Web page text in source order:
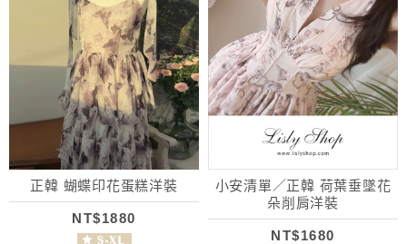
正韓 蝴蝶印花蛋糕洋裝
NT$1880
小安清單／正韓 荷葉垂墜花
朵削肩洋裝
NT$1680